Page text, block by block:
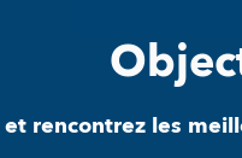
et rencontrez les